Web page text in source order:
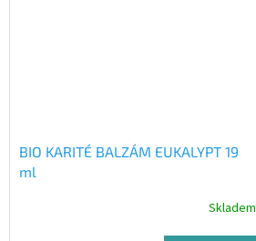
BIO KARITÉ BALZÁM EUKALYPT 19
ml
Skladem